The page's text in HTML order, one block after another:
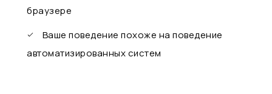
браузере
Ваше поведение похоже на поведение
автоматизированных систем